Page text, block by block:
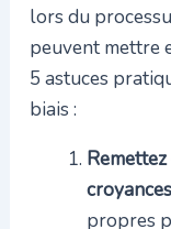
lors du
peuvent mettre
5 astuces
biais :
croyances
propres